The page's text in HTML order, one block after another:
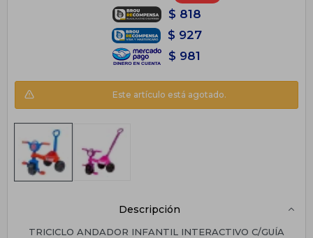
$ 818
$ 927
$ 981
Este artículo está agotado.
Descripción
TRICICLO ANDADOR INFANTIL INTERACTIVO C/GUÍA